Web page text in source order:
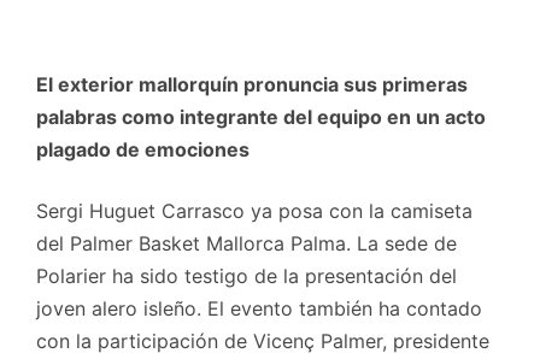
El exterior mallorquín pronuncia sus primeras
palabras como integrante del equipo en un acto
plagado de emociones
Sergi Huguet Carrasco ya posa con la camiseta
del Palmer Basket Mallorca Palma. La sede de
Polarier ha sido testigo de la presentación del
joven alero isleño. El evento también ha contado
con la participación de Vicenç Palmer, presidente